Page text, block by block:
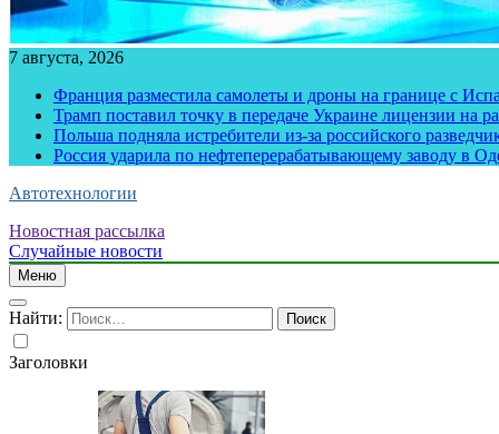
7 августа, 2026
Франция разместила самолеты и дроны на границе с
Трамп поставил точку в передаче Украине лицензии на
Польша подняла истребители из-за российского
Россия ударила по нефтеперерабатывающему заводу в
Автотехнологии
Новостная рассылка
Случайные новости
Меню
Найти:
Заголовки